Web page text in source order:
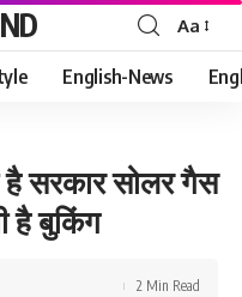
Font
Resizer
Aa
English-News
है सरकार सोलर गैस
है बुकिंग
2 Min Read